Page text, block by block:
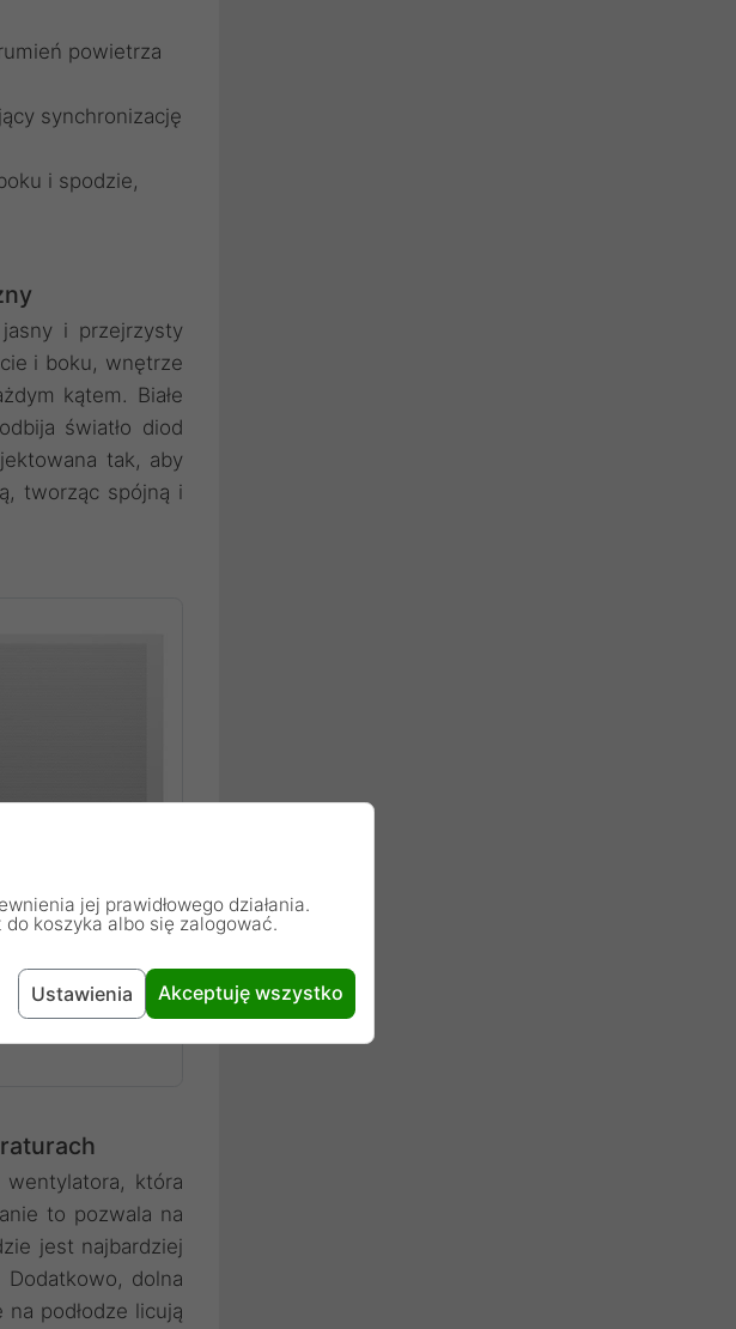
powietrza
synchronizację
i spodzie,
i przejrzysty
i boku, wnętrze
kątem. Białe
światło diod
tak, aby
tworząc spójną i
która
to pozwala na
jest najbardziej
dolna
podłodze licują
jej prawidłowego działania.
koszyka albo się zalogować.
Ustawienia Akceptuję wszystko